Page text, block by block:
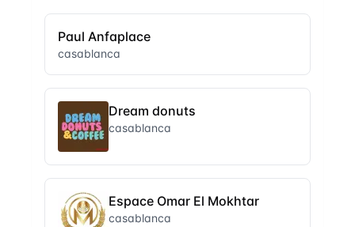
Paul Anfaplace
casablanca
Dream donuts
casablanca
Espace Omar El Mokhtar
casablanca